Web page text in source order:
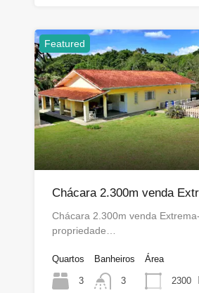
Featured
Chácara 2.300m venda
Chácara 2.300m venda
propriedade…
Quartos
3
Banheiros
3
Área
2300